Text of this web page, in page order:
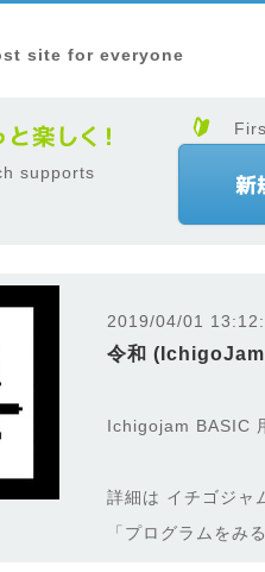
site for everyone
supports
2019/04/01
令和
Ichigojam BASIC
詳細は イチゴジャ
「プログラムをみ